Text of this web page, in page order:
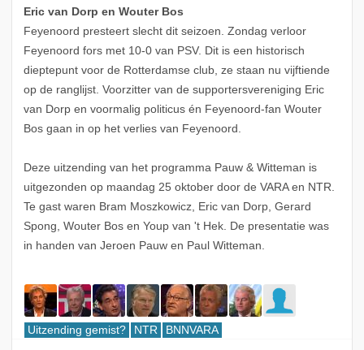
Eric van Dorp en Wouter Bos
Feyenoord presteert slecht dit seizoen. Zondag verloor
Feyenoord fors met 10-0 van PSV. Dit is een historisch
dieptepunt voor de Rotterdamse club, ze staan nu vijftiende
op de ranglijst. Voorzitter van de supportersvereniging Eric
van Dorp en voormalig politicus én Feyenoord-fan Wouter
Bos gaan in op het verlies van Feyenoord.
Deze uitzending van het programma Pauw & Witteman is
uitgezonden op maandag 25 oktober door de VARA en NTR.
Te gast waren Bram Moszkowicz, Eric van Dorp, Gerard
Spong, Wouter Bos en Youp van 't Hek. De presentatie was
in handen van Jeroen Pauw en Paul Witteman.
Uitzending gemist? NTR BNNVARA